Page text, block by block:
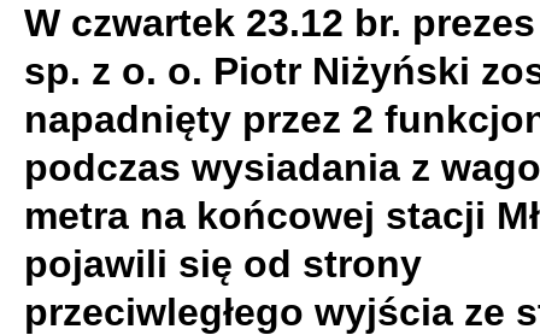
W czwartek 23.12 br.
sp. z o. o. Piotr Niżyński
napadnięty przez 2
podczas wysiadania z
metra na końcowej stacji
pojawili się od strony
przeciwległego wyjścia ze